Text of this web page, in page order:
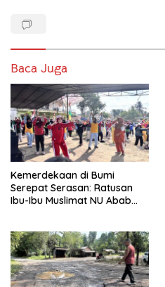
Baca Juga
Kemerdekaan di Bumi
Serepat Serasan: Ratusan
Ibu-Ibu Muslimat NU Abab
Indonesia